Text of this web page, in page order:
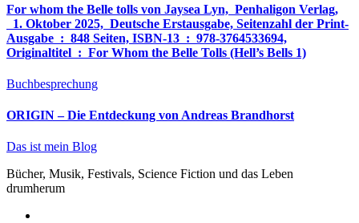
For whom the Belle tolls von Jaysea Lyn, ‎ Penhaligon Verlag,
‎ 1. Oktober 2025, ‎ Deutsche Erstausgabe, Seitenzahl der Print-
Ausgabe ‏ : ‎ 848 Seiten, ISBN-13 ‏ : ‎ 978-3764533694,
Originaltitel ‏ : ‎ For Whom the Belle Tolls (Hell’s Bells 1)
Buchbesprechung
ORIGIN – Die Entdeckung von Andreas Brandhorst
Das ist mein Blog
Bücher, Musik, Festivals, Science Fiction und das Leben
drumherum